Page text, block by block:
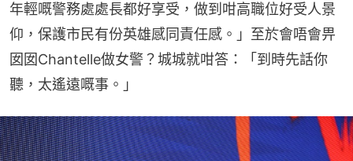
年輕嘅警務處處長都好享受，做到咁高職位好受人景
仰，保護市民有份英雄感同責任感。」至於會唔會畀
囡囡Chantelle做女警？城城就咁答：「到時先話你
聽，太遙遠嘅事。」